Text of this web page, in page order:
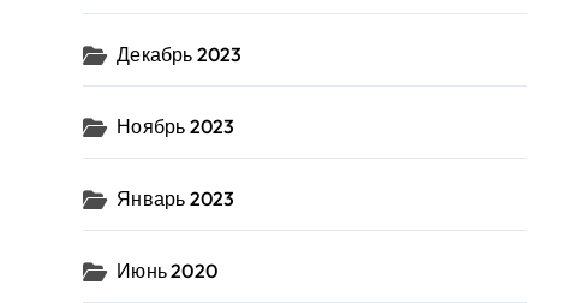
Декабрь 2023
Ноябрь 2023
Январь 2023
Июнь 2020